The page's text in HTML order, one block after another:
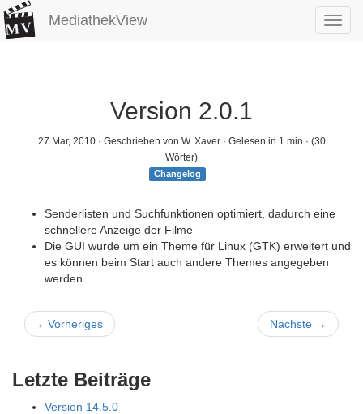
MediathekView
Version 2.0.1
27 Mar, 2010 · Geschrieben von W. Xaver · Gelesen in 1 min · (30
Wörter)
Changelog
Senderlisten und Suchfunktionen optimiert, dadurch eine
schnellere Anzeige der Filme
Die GUI wurde um ein Theme für Linux (GTK) erweitert und
es können beim Start auch andere Themes angegeben
werden
←Vorheriges Nächste →
Letzte Beiträge
Version 14.5.0